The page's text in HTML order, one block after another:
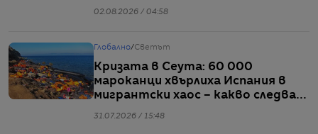
02.08.2026 / 04:58
Глобално/Светът
Кризата в Сеута: 60 000
мароканци хвърлиха Испания в
мигрантски хаос – какво следва
31.07.2026 / 15:48